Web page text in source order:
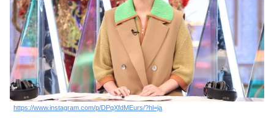
https://www.instagram.com/p/DPqXfdMEurs/?hl=ja